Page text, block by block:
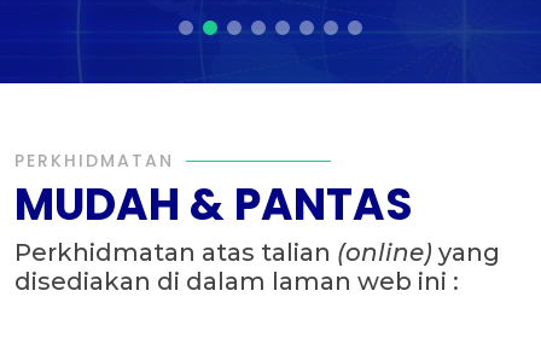
PERKHIDMATAN
MUDAH & PANTAS
Perkhidmatan atas talian (online) yang
disediakan di dalam laman web ini :